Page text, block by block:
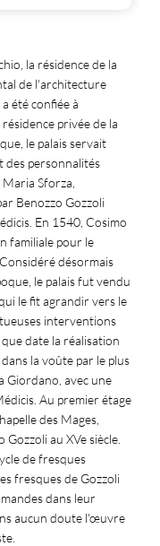
la résidence de la
de l'architecture
été confiée à
privée de la
le palais servait
des personnalités
Sforza,
Benozzo Gozzoli
En 1540, Cosimo
familiale pour le
désormais
le palais fut vendu
le fit agrandir vers le
interventions
date la réalisation
la voûte par le plus
Giordano, avec une
Au premier étage
des Mages,
au XVe siècle.
de fresques
fresques de Gozzoli
dans leur
aucun doute l'œuvre